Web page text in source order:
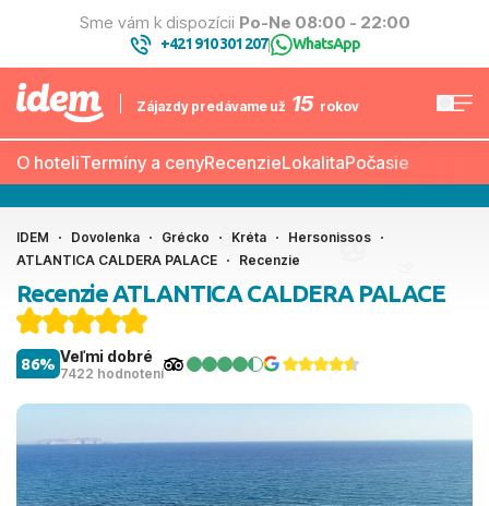
Sme vám k dispozícii Po-Ne 08:00 - 22:00
+421 910 301 207| WhatsApp
Zájazdy predávame už 15 rokov
O hoteliTermíny a cenyRecenzieLokalitaPočasie
IDEM Dovolenka Grécko Kréta
Hersonissos
ATLANTICA CALDERA PALACE
Recenzie
Recenzie ATLANTICA CALDERA PALACE
Veľmi dobré
7422 hodnotení
86%